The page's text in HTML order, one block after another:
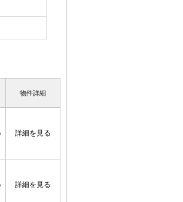
物件詳細
詳細を見る
詳細を見る